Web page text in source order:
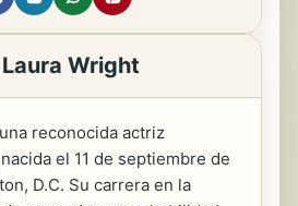
Wright
reconocida actriz
el 11 de septiembre de
D.C. Su carrera en la